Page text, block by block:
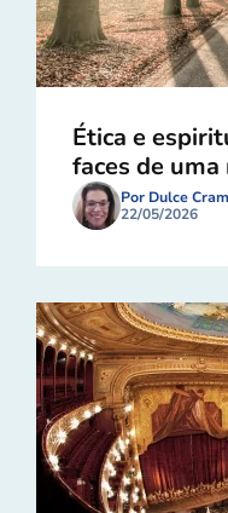
Ética e
faces de uma
Por Dulce
22/05/2026